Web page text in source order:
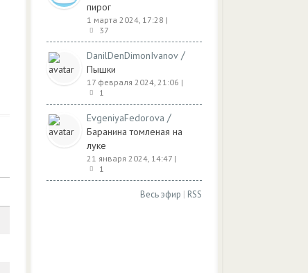
пирог
1 марта 2024, 17:28 |
37
DanilDenDimonIvanov /
Пышки
17 февраля 2024, 21:06 |
1
EvgeniyaFedorova /
Баранина томленая на
луке
21 января 2024, 14:47 |
1
Весь эфир | RSS